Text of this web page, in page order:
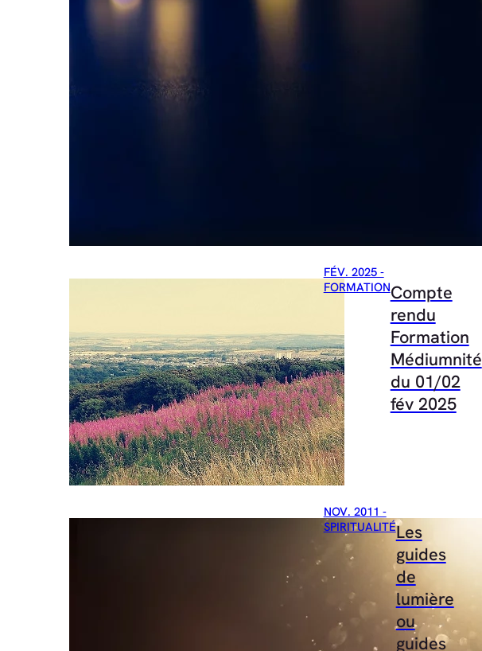
FÉV. 2025 -
FORMATIONCompte
rendu
Formation
Médiumnité
du 01/02
fév 2025
NOV. 2011 -
SPIRITUALITÉLes
guides
de
lumière
ou
guides